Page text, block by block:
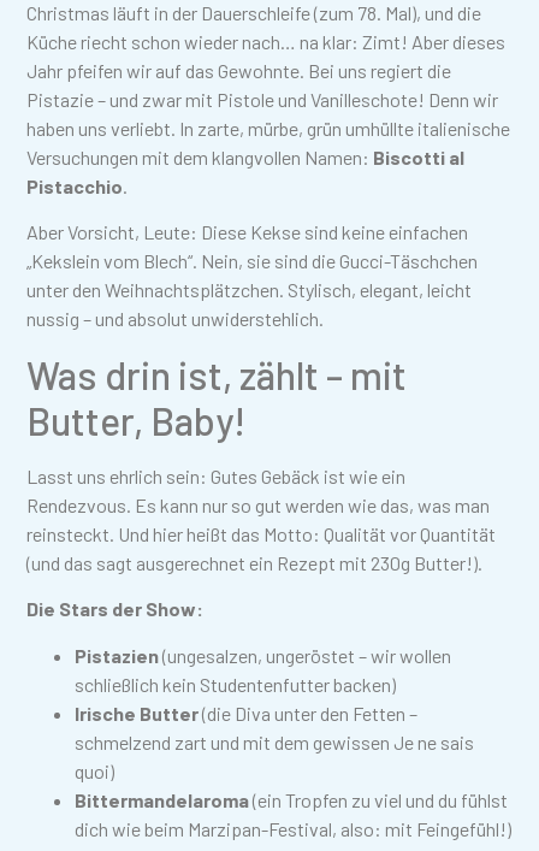
Christmas läuft in der Dauerschleife (zum 78. Mal), und die
Küche riecht schon wieder nach… na klar: Zimt! Aber dieses
Jahr pfeifen wir auf das Gewohnte. Bei uns regiert die
Pistazie – und zwar mit Pistole und Vanilleschote! Denn wir
haben uns verliebt. In zarte, mürbe, grün umhüllte italienische
Versuchungen mit dem klangvollen Namen: Biscotti al
Pistacchio.
Aber Vorsicht, Leute: Diese Kekse sind keine einfachen
„Kekslein vom Blech“. Nein, sie sind die Gucci-Täschchen
unter den Weihnachtsplätzchen. Stylisch, elegant, leicht
nussig – und absolut unwiderstehlich.
Was drin ist, zählt – mit
Butter, Baby!
Lasst uns ehrlich sein: Gutes Gebäck ist wie ein
Rendezvous. Es kann nur so gut werden wie das, was man
reinsteckt. Und hier heißt das Motto: Qualität vor Quantität
(und das sagt ausgerechnet ein Rezept mit 230g Butter!).
Die Stars der Show:
Pistazien(ungesalzen, ungeröstet – wir wollen
schließlich kein Studentenfutter backen)
Irische Butter(die Diva unter den Fetten –
schmelzend zart und mit dem gewissen Je ne sais
quoi)
Bittermandelaroma(ein Tropfen zu viel und du fühlst
dich wie beim Marzipan-Festival, also: mit Feingefühl!)